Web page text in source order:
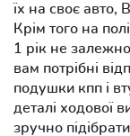
їх на своє авто,
Крім того на
1 рік не
вам потрібні
подушки кпп і
деталі ходової
зручно